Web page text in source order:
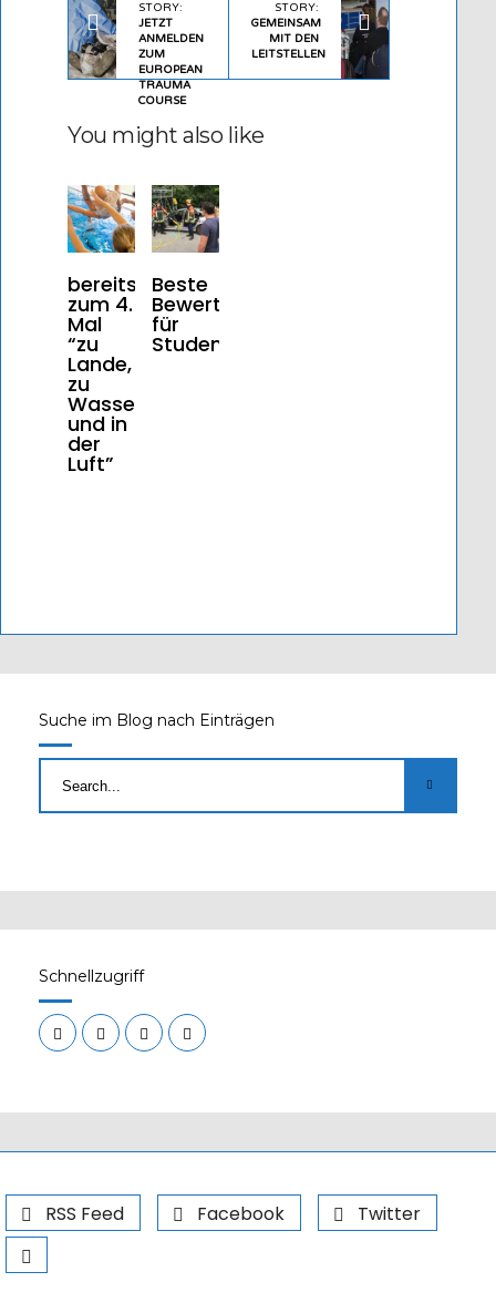
STORY:
JETZT
ANMELDEN
ZUM
EUROPEAN
TRAUMA
COURSE
STORY:
GEMEINSAM
MIT DEN
LEITSTELLEN
You might also like
bereits
zum 4.
Mal
“zu
Lande,
zu
Wasser
und in
der
Luft”
Beste
Bewertungen
für
Studentenkurs
Suche im Blog nach Einträgen
Schnellzugriff
RSS Feed Facebook Twitter